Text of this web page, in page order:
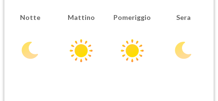
Notte Mattino Pomeriggio Sera